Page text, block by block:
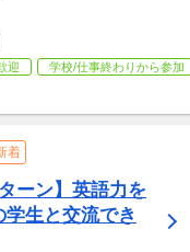
迎 学校/仕事終わりから参加
着
ーン】英語力を
生と交流でき